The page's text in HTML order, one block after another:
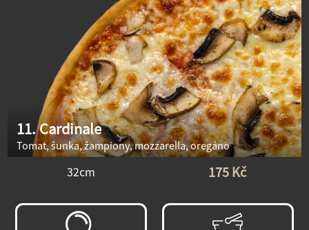
11. Cardinale
Tomat, šunka, žampiony, mozzarella, oregáno
32cm 175 Kč